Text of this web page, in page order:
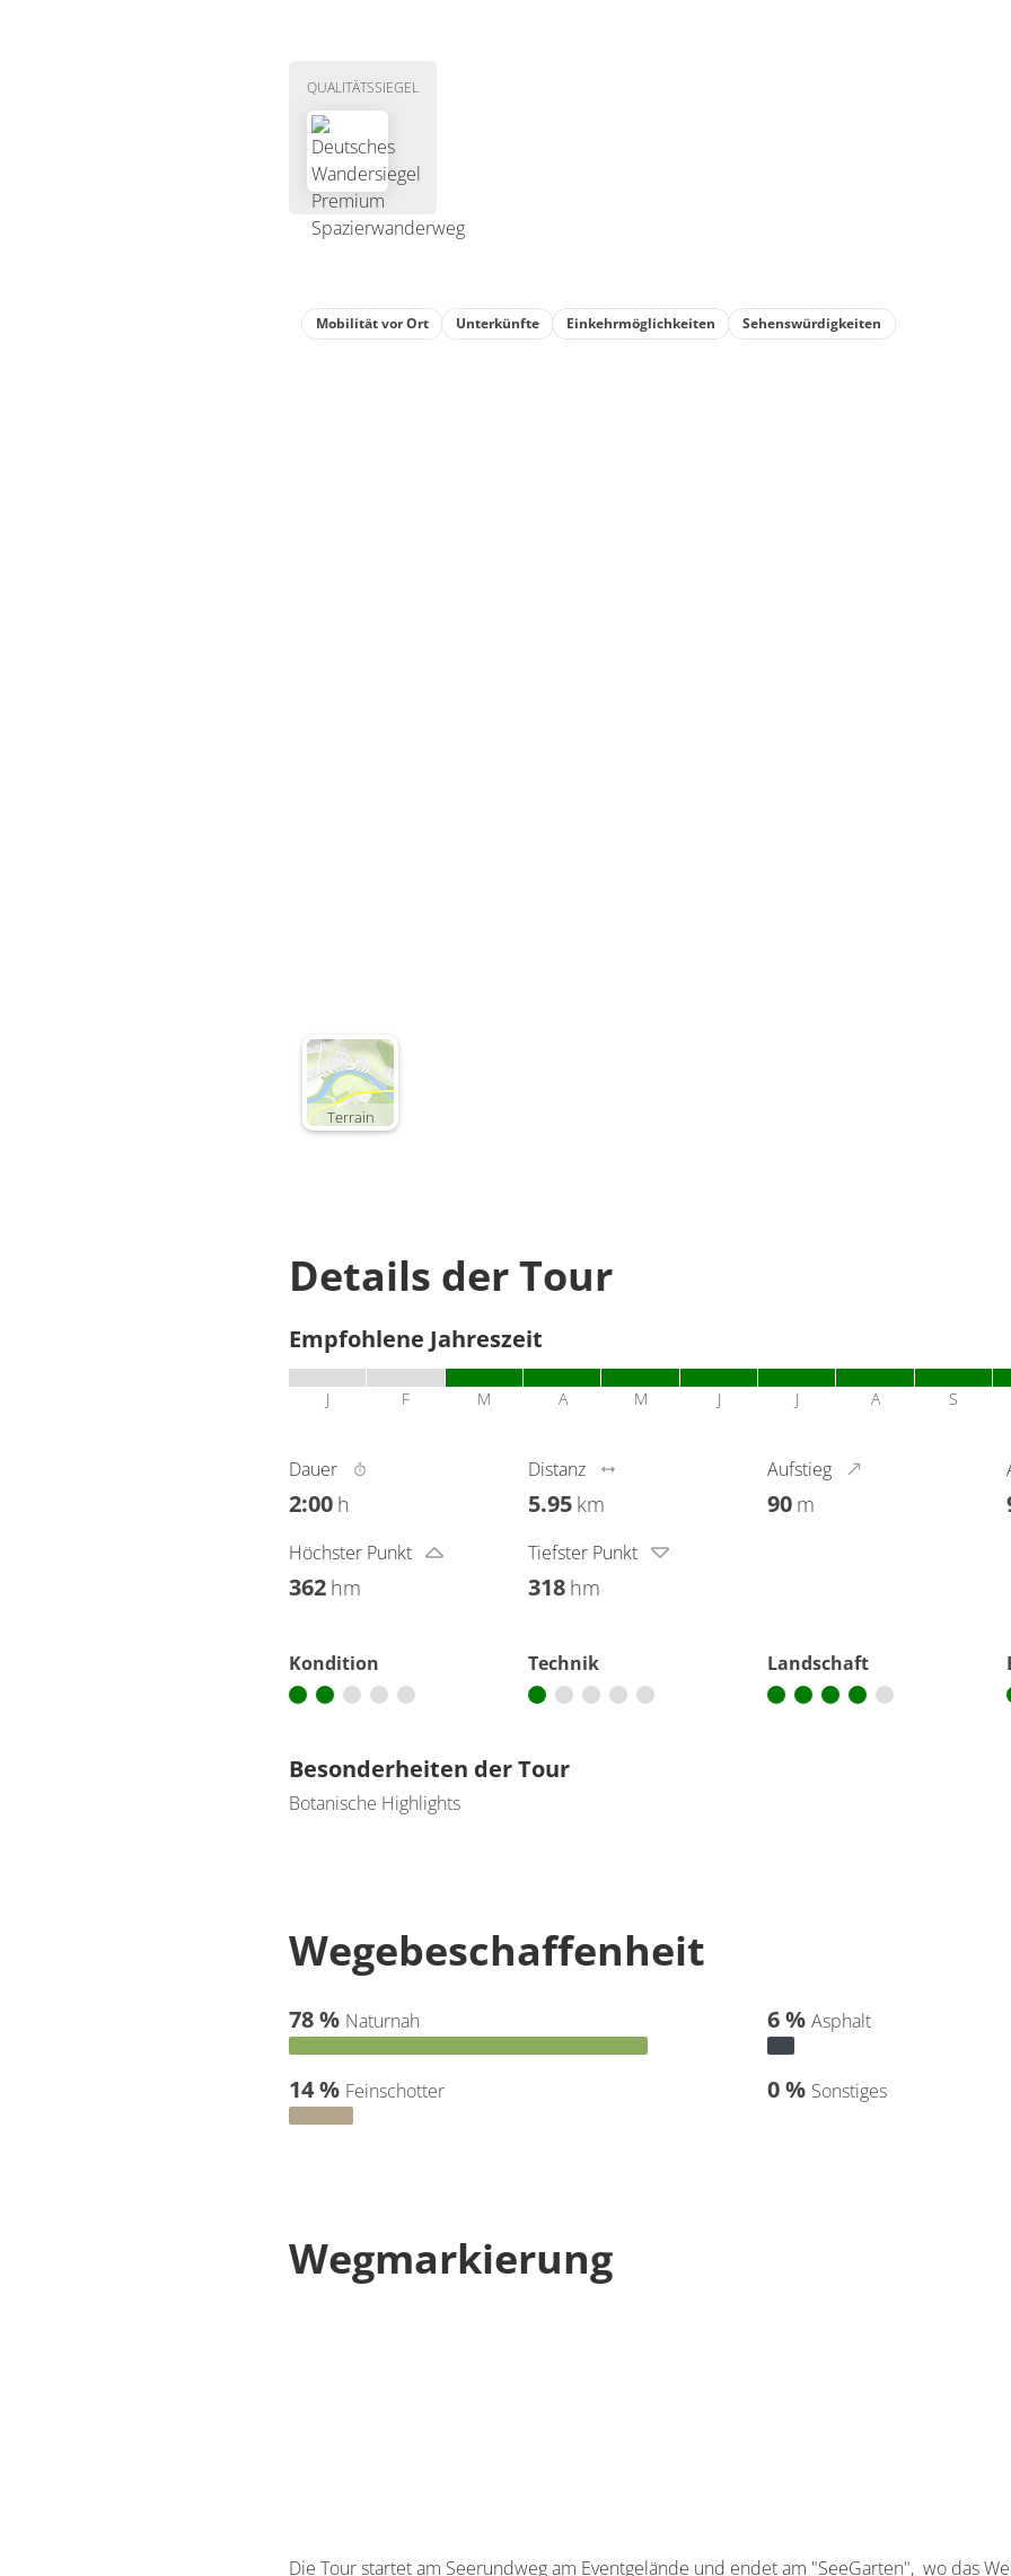
QUALITÄTSSIEGEL
Terrain
Mobilität vor Ort Unterkünfte Einkehrmöglichkeiten Sehenswürdigkeiten
Details der Tour
Empfohlene Jahreszeit
J F M A M J J A S
Dauer
2:00 h
Distanz
5.95 km
Aufstieg
90 m
Höchster Punkt
362 hm
Tiefster Punkt
318 hm
Kondition Technik Landschaft
Besonderheiten der Tour
Botanische Highlights
Wegebeschaffenheit
78 % Naturnah 6 % Asphalt
14 % Feinschotter 0 % Sonstiges
Wegmarkierung
Die Tour startet am Seerundweg am Eventgelände und endet am "SeeGarten", wo das